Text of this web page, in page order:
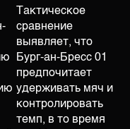
Тактическое
сравнение
выявляет, что
Бург-ан-Бресс 01
предпочитает
удерживать мяч и
контролировать
темп, в то время